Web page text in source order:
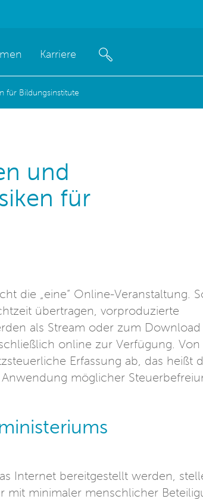
Karriere
für Bildungsinstitute
und
für
die „eine“ Online-Veranstaltung.
übertragen, vorproduzierte
als Stream oder zum Download
online zur Verfügung.
Erfassung ab, das heißt
möglicher
Internet bereitgestellt werden,
mit minimaler menschlicher